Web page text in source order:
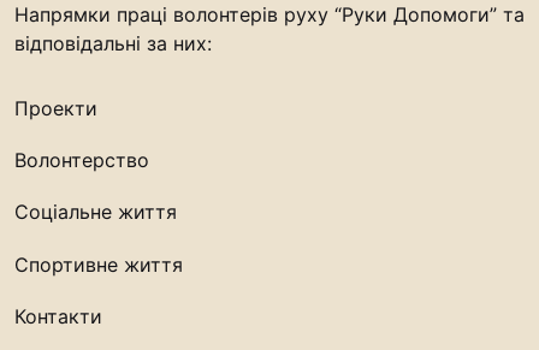
Напрямки праці волонтерів руху “Руки Допомоги” та
відповідальні за них:
Проекти
Волонтерство
Соціальне життя
Спортивне життя
Контакти